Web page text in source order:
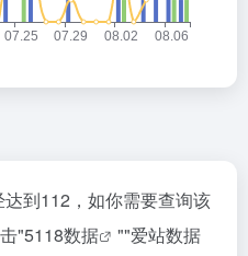
到112，如你需要查询该
"5118数据 ""爱站数据